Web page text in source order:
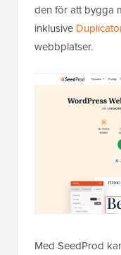
den för att bygga
inklusive
webbplatser.
Med SeedProd